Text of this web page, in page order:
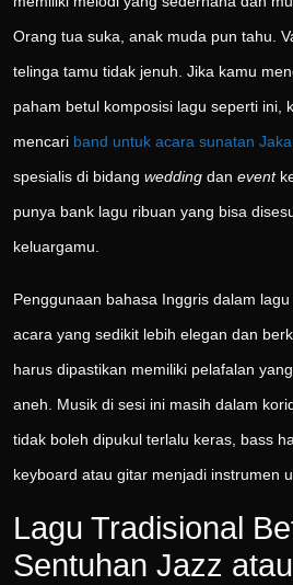
Orang tua suka, anak muda pun tahu.
telinga tamu tidak jenuh. Jika kamu
paham betul komposisi lagu seperti ini,
mencari band untuk acara sunatan
spesialis di bidang wedding dan event
punya bank lagu ribuan yang bisa
keluargamu.
Penggunaan bahasa Inggris dalam
acara yang sedikit lebih elegan dan
harus dipastikan memiliki pelafalan
aneh. Musik di sesi ini masih dalam
tidak boleh dipukul terlalu keras, bass
keyboard atau gitar menjadi instrumen
Lagu Tradisional
Sentuhan Jazz